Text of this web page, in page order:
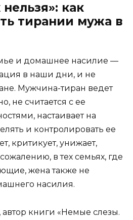
как
тирании мужа в
и домашнее насилие —
в наши дни, и не
Мужчина-тиран ведет
не считается с ее
настаивает на
и контролировать ее
критикует, унижает,
в тех семьях, где
жена также не
насилия.
автор книги «Немые слезы.